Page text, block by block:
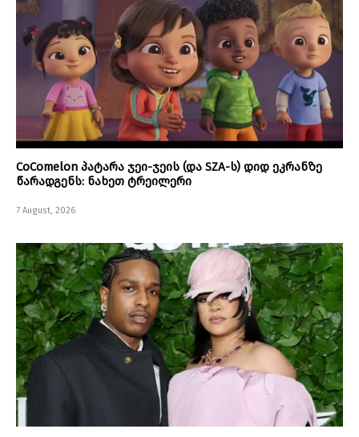
CoComelon პატარა ჯეი-ჯეის (და SZA-ს) დიდ ეკრანზე
წარადგენს: ნახეთ ტრეილერი
7 August, 2026